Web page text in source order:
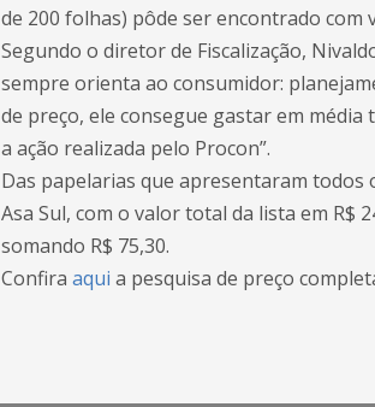
de 200 folhas) pôde ser encontrado com
Segundo o diretor de Fiscalização,
sempre orienta ao consumidor:
de preço, ele consegue gastar em
a ação realizada pelo Procon”.
Das papelarias que apresentaram todos
Asa Sul, com o valor total da lista em R$
somando R$ 75,30.
Confira aqui a pesquisa de preço